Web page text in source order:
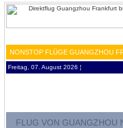
NONSTOP FLÜGE GUANGZHOU
Freitag, 07. August 2026 ¦
FLUG VON GUANGZHOU